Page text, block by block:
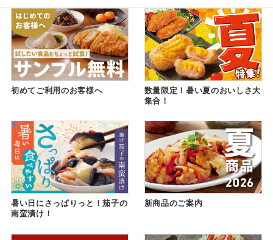
初めてご利用のお客様へ
数量限定！暑い夏のおいしさ大
集合！
暑い日にさっぱりっと！茄子の
南蛮漬け！
新商品のご案内